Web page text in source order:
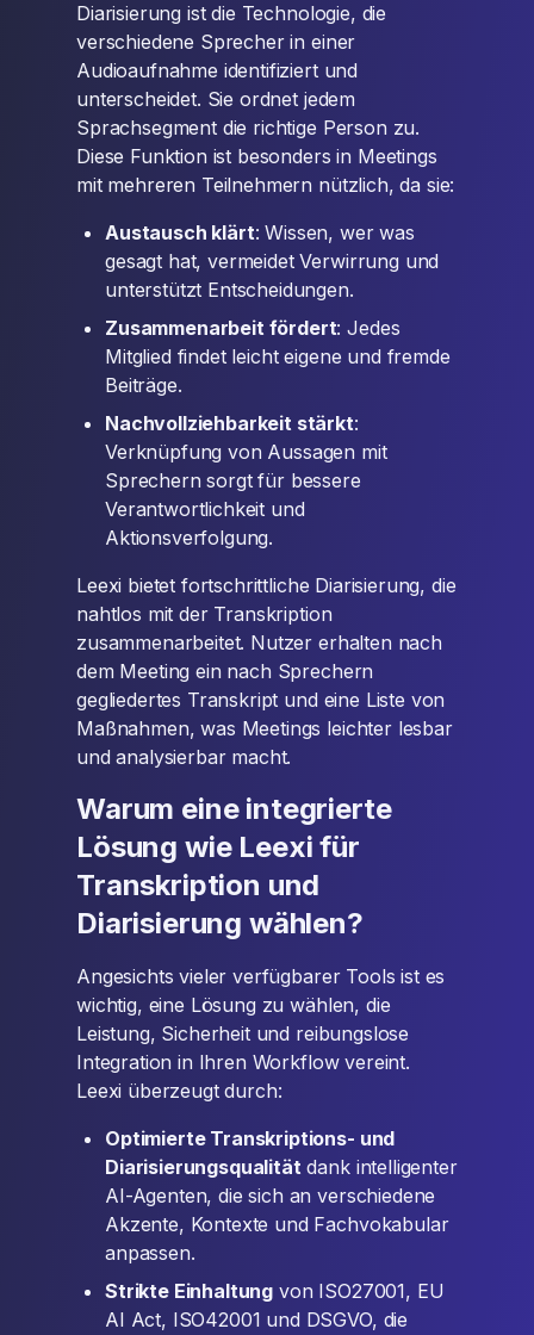
Diarisierung ist die Technologie, die
verschiedene Sprecher in einer
Audioaufnahme identifiziert und
unterscheidet. Sie ordnet jedem
Sprachsegment die richtige Person zu.
Diese Funktion ist besonders in Meetings
mit mehreren Teilnehmern nützlich, da sie:
Austausch klärt: Wissen, wer was
gesagt hat, vermeidet Verwirrung und
unterstützt Entscheidungen.
Zusammenarbeit fördert: Jedes
Mitglied findet leicht eigene und fremde
Beiträge.
Nachvollziehbarkeit stärkt:
Verknüpfung von Aussagen mit
Sprechern sorgt für bessere
Verantwortlichkeit und
Aktionsverfolgung.
Leexi bietet fortschrittliche Diarisierung, die
nahtlos mit der Transkription
zusammenarbeitet. Nutzer erhalten nach
dem Meeting ein nach Sprechern
gegliedertes Transkript und eine Liste von
Maßnahmen, was Meetings leichter lesbar
und analysierbar macht.
Warum eine integrierte
Lösung wie Leexi für
Transkription und
Diarisierung wählen?
Angesichts vieler verfügbarer Tools ist es
wichtig, eine Lösung zu wählen, die
Leistung, Sicherheit und reibungslose
Integration in Ihren Workflow vereint.
Leexi überzeugt durch:
Optimierte Transkriptions- und
Diarisierungsqualitätdank intelligenter
AI-Agenten, die sich an verschiedene
Akzente, Kontexte und Fachvokabular
anpassen.
Strikte Einhaltung von ISO27001, EU
AI Act, ISO42001 und DSGVO, die